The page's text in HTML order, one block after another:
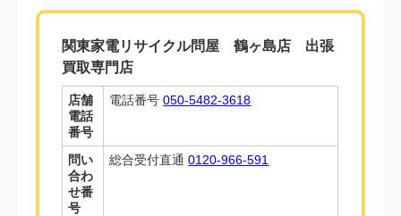
関東家電リサイクル問屋 鶴ヶ島店 出張
買取専門店
店舗
電話
番号
電話番号050-5482-3618
問い
合わ
せ番
号
総合受付直通0120-966-591